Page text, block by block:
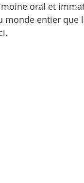
oral et
monde entier que